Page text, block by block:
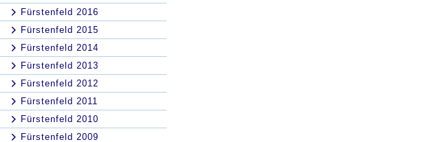
Fürstenfeld 2016
Fürstenfeld 2015
Fürstenfeld 2014
Fürstenfeld 2013
Fürstenfeld 2012
Fürstenfeld 2011
Fürstenfeld 2010
Fürstenfeld 2009